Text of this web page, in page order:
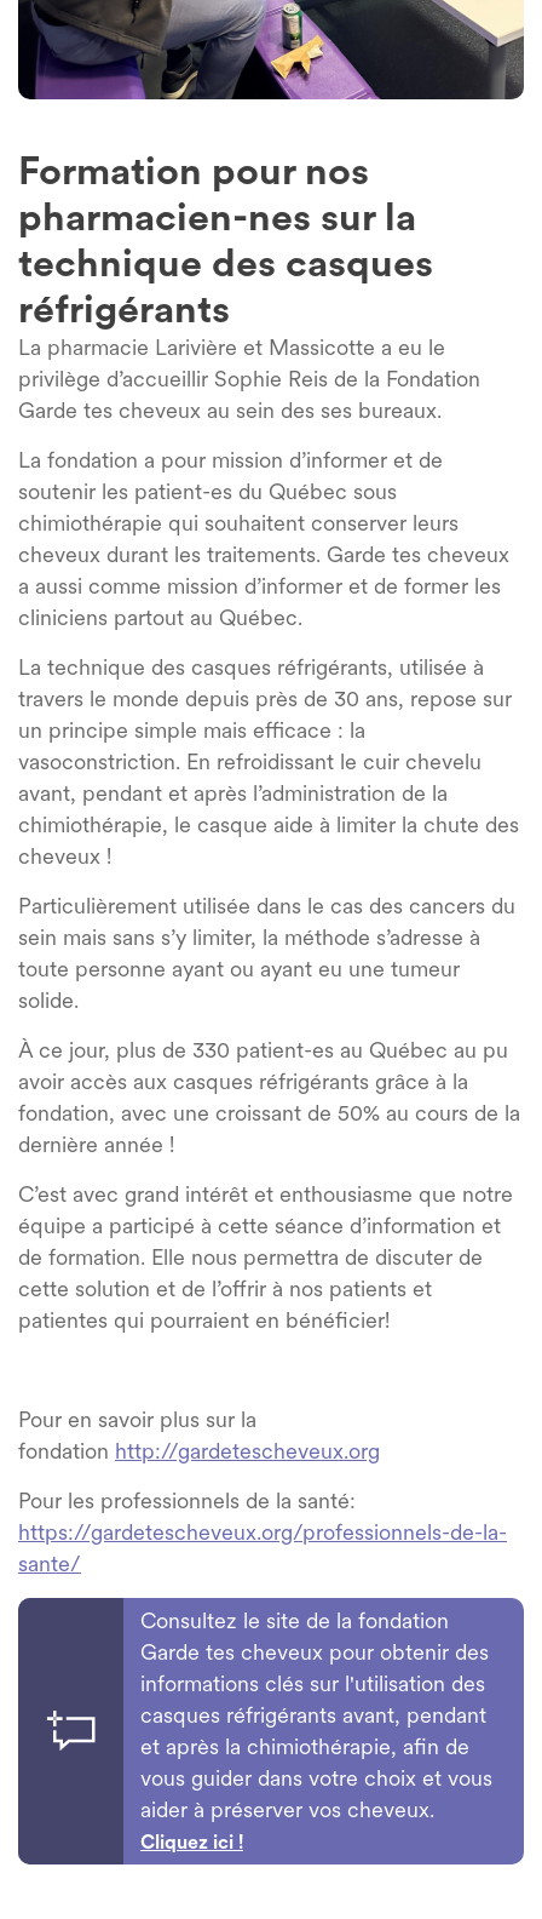
Formation pour nos
pharmacien-nes sur la
technique des casques
réfrigérants
La pharmacie Larivière et Massicotte a eu le
privilège d’accueillir Sophie Reis de la Fondation
Garde tes cheveux au sein des ses bureaux.
​La fondation a pour mission d’informer et de
soutenir les patient-es du Québec sous
chimiothérapie qui souhaitent conserver leurs
cheveux durant les traitements. Garde tes cheveux
a aussi comme mission d’informer et de former les
cliniciens partout au Québec.
La technique des casques réfrigérants, utilisée à
travers le monde depuis près de 30 ans, repose sur
un principe simple mais efficace : la
vasoconstriction. En refroidissant le cuir chevelu
avant, pendant et après l’administration de la
chimiothérapie, le casque aide à limiter la chute des
cheveux !
Particulièrement utilisée dans le cas des cancers du
sein mais sans s’y limiter, la méthode s’adresse à
toute personne ayant ou ayant eu une tumeur
solide.
À ce jour, plus de 330 patient-es au Québec au pu
avoir accès aux casques réfrigérants grâce à la
fondation, avec une croissant de 50% au cours de la
dernière année !
C’est avec grand intérêt et enthousiasme que notre
équipe a participé à cette séance d’information et
de formation. Elle nous permettra de discuter de
cette solution et de l’offrir à nos patients et
patientes qui pourraient en bénéficier!
Pour en savoir plus sur la
fondation http://gardetescheveux.org
Pour les professionnels de la santé:
https://gardetescheveux.org/professionnels-de-la-
sante/
Consultez le site de la fondation
Garde tes cheveux pour obtenir des
informations clés sur l'utilisation des
casques réfrigérants avant, pendant
et après la chimiothérapie, afin de
vous guider dans votre choix et vous
aider à préserver vos cheveux.
Cliquez ici !